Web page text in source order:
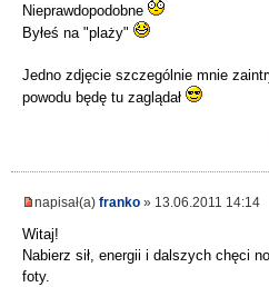
Nieprawdopodobne
Byłeś na "plaży"
Jedno zdjęcie szczególnie mnie
powodu będę tu zaglądał
napisał(a) franko » 13.06.2011 14:14
Witaj!
Nabierz sił, energii i dalszych chęci
foty.